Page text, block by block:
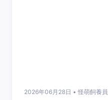
2026年06月28日 • 怪萌飼養員